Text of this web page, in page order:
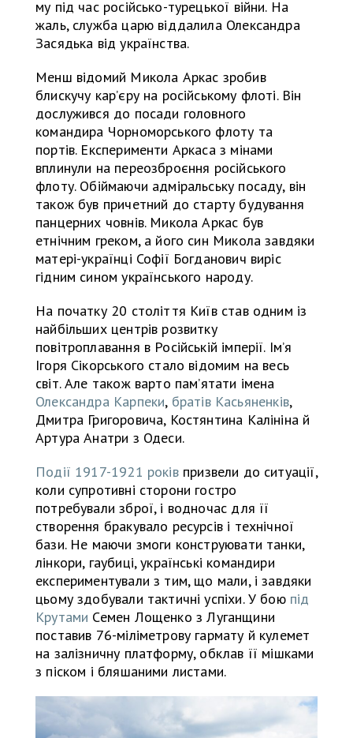
му під час російсько-турецької війни. На
жаль, служба царю віддалила Олександра
Засядька від українства.
Менш відомий Микола Аркас зробив
блискучу кар’єру на російському флоті. Він
дослужився до посади головного
командира Чорноморського флоту та
портів. Експерименти Аркаса з мінами
вплинули на переозброєння російського
флоту. Обіймаючи адміральську посаду, він
також був причетний до старту будування
панцерних човнів. Микола Аркас був
етнічним греком, а його син Микола завдяки
матері-українці Софії Богданович виріс
гідним сином українського народу.
На початку 20 століття Київ став одним із
найбільших центрів розвитку
повітроплавання в Російській імперії. Ім’я
Ігоря Сікорського стало відомим на весь
світ. Але також варто пам’ятати імена
Олександра Карпеки, братів Касьяненків,
Дмитра Григоровича, Костянтина Калініна й
Артура Анатри з Одеси.
Події 1917-1921 роківпризвели до ситуації,
коли супротивні сторони гостро
потребували зброї, і водночас для її
створення бракувало ресурсів і технічної
бази. Не маючи змоги конструювати танки,
лінкори, гаубиці, українські командири
експериментували з тим, що мали, і завдяки
цьому здобували тактичні успіхи. У бою під
Крутами Семен Лощенко з Луганщини
поставив 76-міліметрову гармату й кулемет
на залізничну платформу, обклав її мішками
з піском і бляшаними листами.